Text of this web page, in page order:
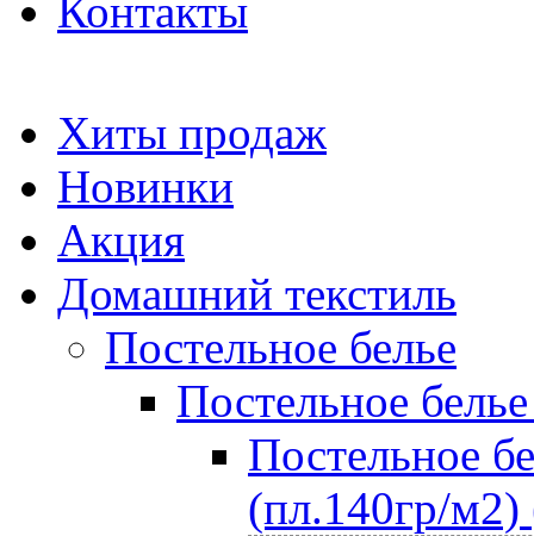
Контакты
Хиты продаж
Новинки
Акция
Домашний текстиль
Постельное белье
Постельное
Постельное
(пл.140гр/м2)